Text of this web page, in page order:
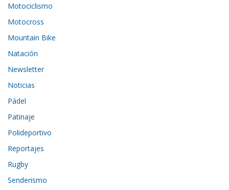
Motociclismo
Motocross
Mountain Bike
Natación
Newsletter
Noticias
Pádel
Patinaje
Polideportivo
Reportajes
Rugby
Senderismo